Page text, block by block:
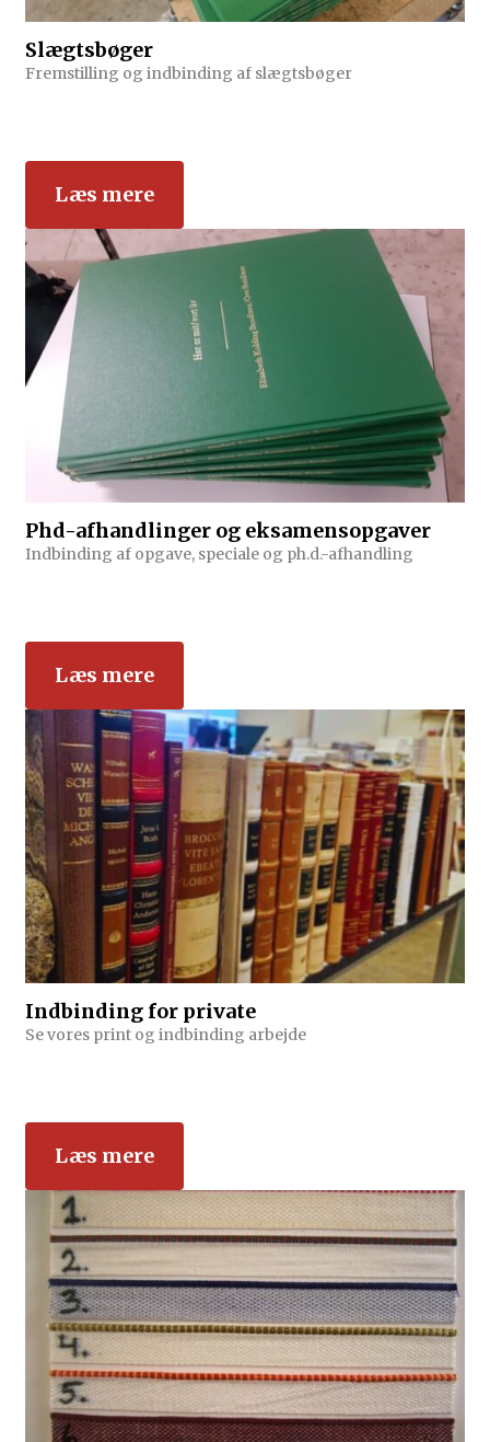
Slægtsbøger
Fremstilling og indbinding af slægtsbøger
Læs mere
Phd-afhandlinger og eksamensopgaver
Indbinding af opgave, speciale og ph.d.-afhandling
Læs mere
Indbinding for private
Se vores print og indbinding arbejde
Læs mere